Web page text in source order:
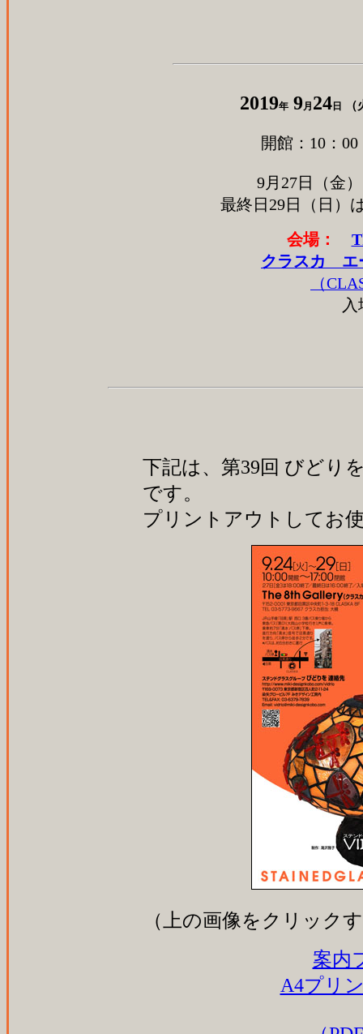
2019年 9月 24日 （
開館：10：
9月27日（金
最終日29日（日）
会場：
クラスカ
（
下記は、第39回 びどり
です。
プリントアウトしてお
（上の画像をクリック
案内
A4プリ